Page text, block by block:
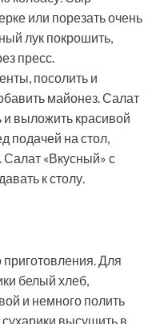
или порезать очень
лук покрошить,
пресс.
посолить и
майонез. Салат
выложить красивой
подачей на стол,
Салат «Вкусный» с
к столу.
Для
белый хлеб,
и немного полить
высушить в